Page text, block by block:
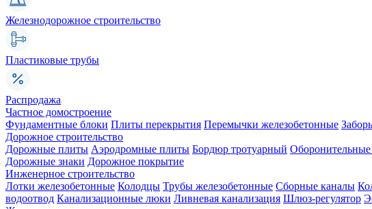
Железнодорожное строительство
Пластиковые трубы
Распродажа
Частное домостроение
Фундаментные блоки Плиты перекрытия Перемычки железобетонные
Дорожное строительство
Дорожные плиты Аэродромные плиты Бордюр тротуарный
Дорожные знаки Дорожное покрытие
Инженерное строительство
Лотки железобетонные Колодцы Трубы железобетонные Сборные каналы
водоотвод Канализационные люки Ливневая канализация Шлюз-регулятор